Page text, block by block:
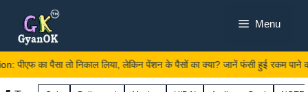
content
Menu
का पैसा तो निकाल लिया, लेकिन पेंशन के पैसों का क्या? जानें फंसी हुई रकम पाने का